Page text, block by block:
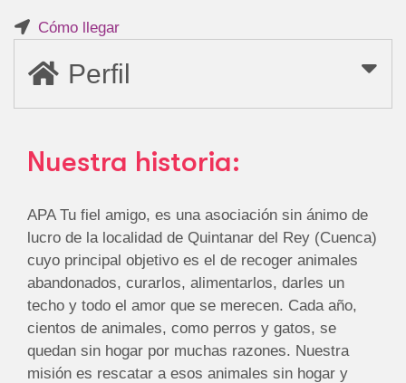
Cómo llegar
Perfil
Nuestra historia:
APA Tu fiel amigo, es una asociación sin ánimo de
lucro de la localidad de Quintanar del Rey (Cuenca)
cuyo principal objetivo es el de recoger animales
abandonados, curarlos, alimentarlos, darles un
techo y todo el amor que se merecen. Cada año,
cientos de animales, como perros y gatos, se
quedan sin hogar por muchas razones. Nuestra
misión es rescatar a esos animales sin hogar y